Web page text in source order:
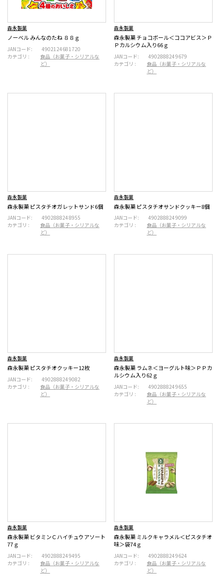
森永製菓
ノーベル みんなのたね ８８ｇ
JANコード:
4902124681720
カテゴリ :
食品（お菓子・シリアルな
ど）
森永製菓
森永製菓 チョコボール＜ココアビス＞Ｐ
Ｐカルシウム入り66ｇ
JANコード:
4902888249679
カテゴリ :
食品（お菓子・シリアルな
ど）
森永製菓
森永製菓 ピスタチオガレットサンド6個
JANコード:
4902888248955
カテゴリ :
食品（お菓子・シリアルな
ど）
森永製菓
森永製菓 ピスタチオサンドクッキー8個
JANコード:
4902888249099
カテゴリ :
食品（お菓子・シリアルな
ど）
森永製菓
森永製菓 ピスタチオクッキー12枚
JANコード:
4902888249082
カテゴリ :
食品（お菓子・シリアルな
ど）
森永製菓
森永製菓 ラムネ＜ヨーグルト味＞ＰＰカ
ルシウム入り62ｇ
JANコード:
4902888249655
カテゴリ :
食品（お菓子・シリアルな
ど）
森永製菓
森永製菓 ビタミンＣハイチュウアソート
77ｇ
JANコード:
4902888249495
カテゴリ :
食品（お菓子・シリアルな
ど）
森永製菓
森永製菓 ミルクキャラメル＜ピスタチオ
味＞袋74ｇ
JANコード:
4902888249624
カテゴリ :
食品（お菓子・シリアルな
ど）